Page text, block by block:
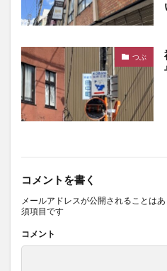
つぶ
コメントを書く
メールアドレスが公開されることはあ
須項目です
コメント